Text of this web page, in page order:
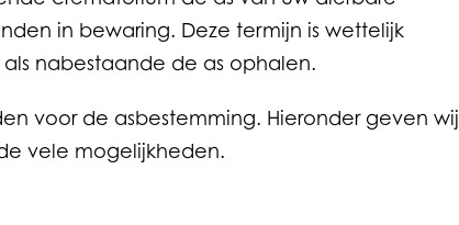
in bewaring. Deze termijn is wettelijk
nabestaande de as ophalen.
voor de asbestemming. Hieronder geven wij
vele mogelijkheden.